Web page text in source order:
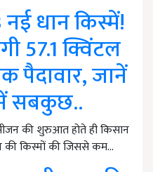
धान किस्में!
57.1 क्विंटल
पैदावार, जानें
सबकुछ..
की शुरुआत होते ही किसान
की किस्मों की जिससे कम…